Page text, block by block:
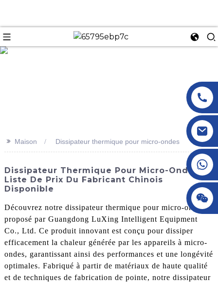
>> Maison Dissipateur thermique pour micro-ondes
Dissipateur Thermique Pour Micro-Ondes -
Liste De Prix Du Fabricant Chinois
Disponible
Découvrez notre dissipateur thermique pour micro-ondes,
proposé par Guangdong LuXing Intelligent Equipment
Co., Ltd. Ce produit innovant est conçu pour dissiper
efficacement la chaleur générée par les appareils à micro-
ondes, garantissant ainsi des performances et une longévité
optimales. Fabriqué à partir de matériaux de haute qualité
et de techniques de fabrication de pointe, notre dissipateur